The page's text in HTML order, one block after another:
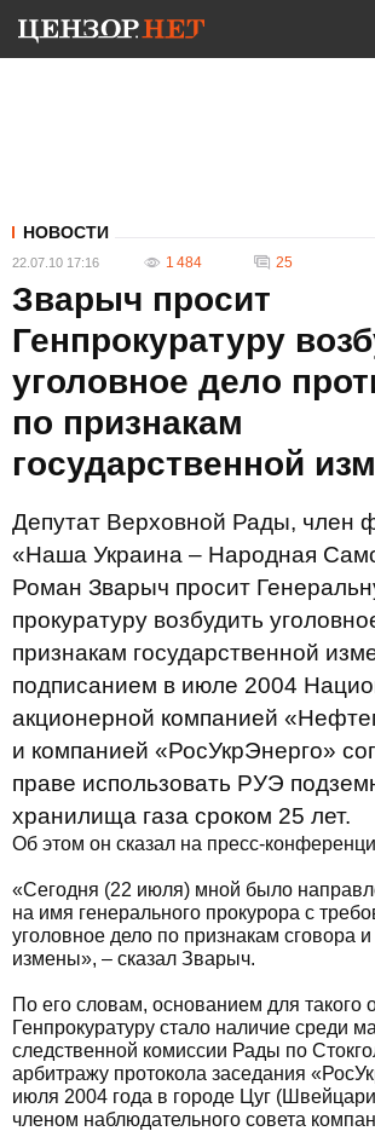
НОВОСТИ
22.07.10 17:16 1 484 25
Зварыч просит
Генпрокуратуру
уголовное дело
по признакам
государственной
Депутат Верховной Рады, член
«Наша Украина – Народная
Роман Зварыч просит
прокуратуру возбудить
признакам государственной
подписанием в июле 2004
акционерной компанией
и компанией «РосУкрЭнерго»
праве использовать РУЭ
хранилища газа сроком 25 лет.
Об этом он сказал на пресс-
«Сегодня (22 июля) мной было
на имя генерального прокурора с
уголовное дело по признакам сговора и
измены», – сказал Зварыч.
По его словам, основанием для такого
Генпрокуратуру стало наличие среди
следственной комиссии Рады по
арбитражу протокола заседания
июля 2004 года в городе Цуг
членом наблюдательного совета